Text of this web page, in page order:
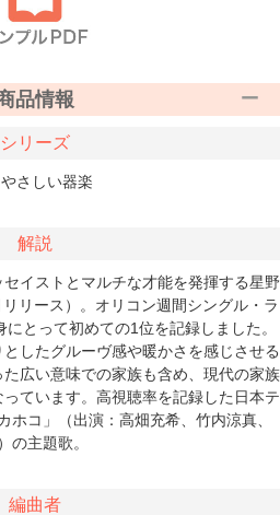
品情報
シリーズ
さしい器楽
解説
イストとマルチな才能を発揮する星野
リース）。オリコン週間シングル・ラ
とって初めての1位を記録しました。
したグルーヴ感や暖かさを感じさせる
広い意味での家族も含め、現代の家族
ています。高視聴率を記録した日本テ
ホコ」（出演：高畑充希、竹内涼真、
の主題歌。
編曲者